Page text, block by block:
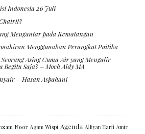
Indonesia 26 Juli
Mengantar pada Kematangan
Menggunakan Perangkat Puitika
Asing Cuma Air yang Mengalir
Begitu Saja? – Moch Aldy MA
– Hasan Aspahani
Noor Agam Wispi Agenda Alfiyan Harfi Amir